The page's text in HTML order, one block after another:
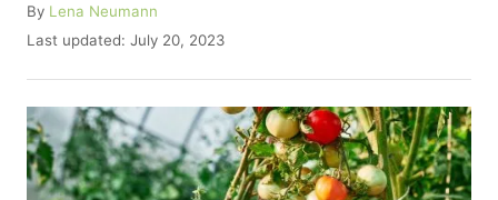
By A
u
h
o
Lena Neumann
P
s
t
e
d
o
Last updated: July 20, 2023